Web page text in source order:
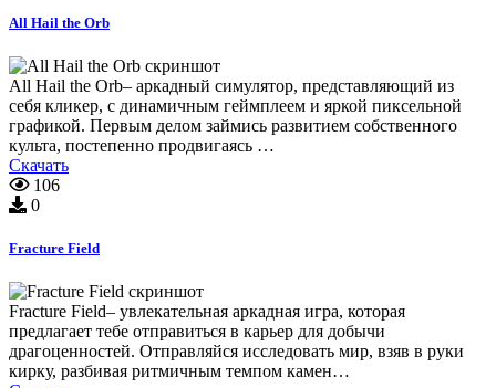
All Hail the Orb
All Hail the Orb– аркадный симулятор, представляющий из
себя кликер, с динамичным геймплеем и яркой пиксельной
графикой. Первым делом займись развитием собственного
культа, постепенно продвигаясь …
Скачать
106
0
Fracture Field
Fracture Field– увлекательная аркадная игра, которая
предлагает тебе отправиться в карьер для добычи
драгоценностей. Отправляйся исследовать мир, взяв в руки
кирку, разбивая ритмичным темпом камен…